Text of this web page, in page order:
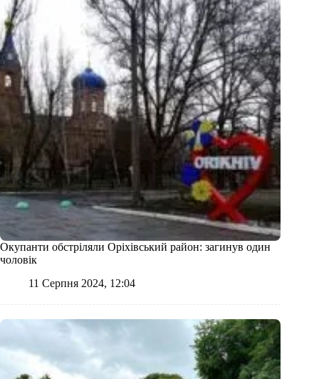
Окупанти обстріляли Оріхівський район: загинув один
чоловік
11 Серпня 2024, 12:04